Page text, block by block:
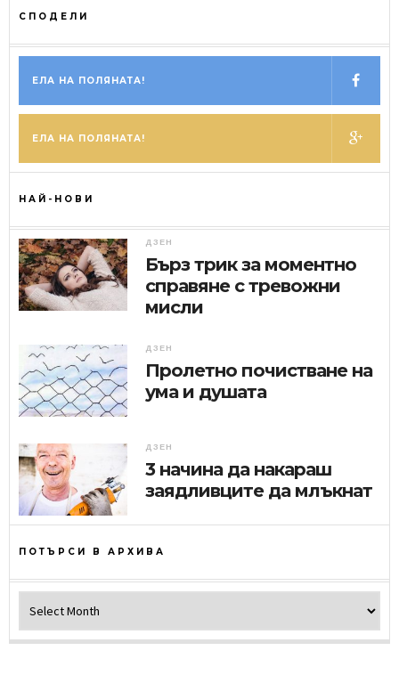
СПОДЕЛИ
ЕЛА НА ПОЛЯНАТА!
ЕЛА НА ПОЛЯНАТА!
НАЙ-НОВИ
ДЗЕН
Бърз трик за моментно
справяне с тревожни
мисли
ДЗЕН
Пролетно почистване на
ума и душата
ДЗЕН
3 начина да накараш
заядливците да млъкнат
ПОТЪРСИ В АРХИВА